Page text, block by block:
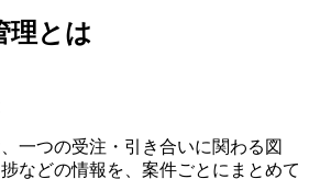
理とは
一つの受注・引き合いに関わる図
などの情報を、案件ごとにまとめて